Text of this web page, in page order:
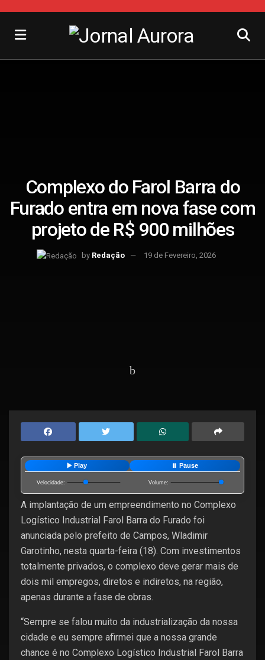
Complexo do Farol Barra do
Furado entra em nova fase com
projeto de R$ 900 milhões
by Redação 19 de Fevereiro, 2026
▶️ Play ⏸️ Pause
Velocidade: Volume:
A implantação de um empreendimento no Complexo
Logístico Industrial Farol Barra do Furado foi
anunciada pelo prefeito de Campos, Wladimir
Garotinho, nesta quarta-feira (18). Com investimentos
totalmente privados, o complexo deve gerar mais de
dois mil empregos, diretos e indiretos, na região,
apenas durante a fase de obras.
“Sempre se falou muito da industrialização da nossa
cidade e eu sempre afirmei que a nossa grande
chance é no Complexo Logístico Industrial Farol Barra